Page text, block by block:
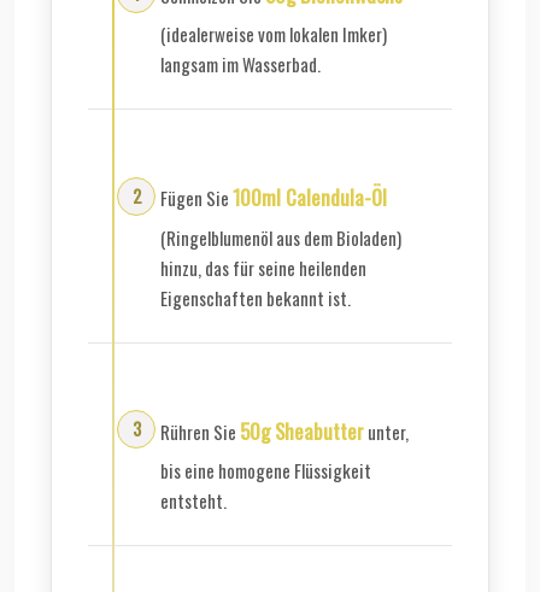
(idealerweise vom lokalen Imker)
langsam im Wasserbad.
Fügen Sie100ml Calendula-Öl
(Ringelblumenöl aus dem Bioladen)
hinzu, das für seine heilenden
Eigenschaften bekannt ist.
Rühren Sie 50g Sheabutterunter,
bis eine homogene Flüssigkeit
entsteht.